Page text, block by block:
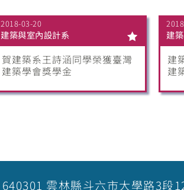
2018-03-20
建築與室內設計系
賀建築系王詩涵同學榮獲臺灣
建築學會獎學金
建
建
建
640301 雲林縣斗六市大學路3段